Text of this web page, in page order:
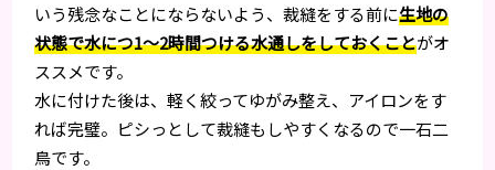
いう残念なことにならないよう、裁縫をする前に生地の
状態で水につ1～2時間つける水通しをしておくことがオ
ススメです。
水に付けた後は、軽く絞ってゆがみ整え、アイロンをす
れば完璧。ピシっとして裁縫もしやすくなるので一石二
鳥です。